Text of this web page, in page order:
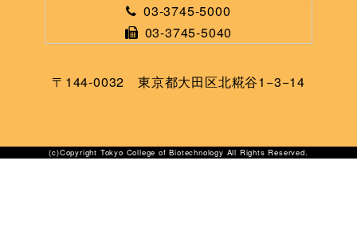
03-3745-5000
03-3745-5040
〒144-0032 東京都大田区北糀谷1−3−14
(c)Copyright Tokyo College of Biotechnology All Rights Reserved.